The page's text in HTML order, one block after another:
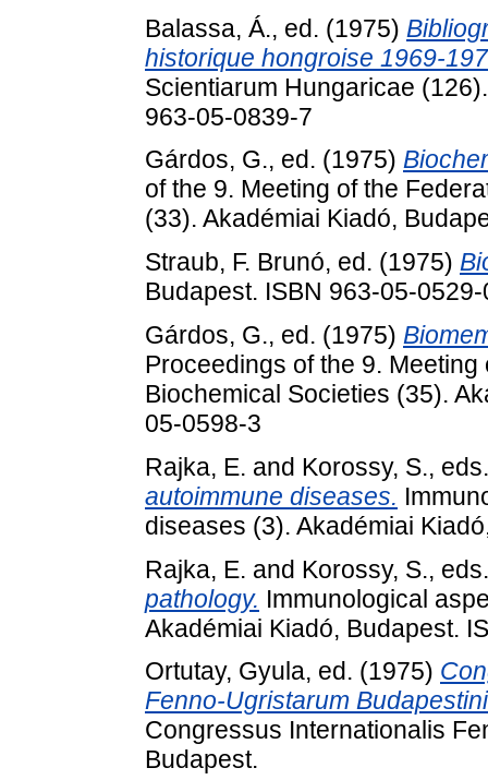
Balassa, Á., ed. (1975)
historique hongroise 1969-
Scientiarum Hungaricae
963-05-0839-7
Gárdos, G., ed. (1975)
of the 9. Meeting of the
(33). Akadémiai Kiadó,
Straub, F. Brunó, ed. (1975)
Budapest. ISBN 963-05-0529-
Gárdos, G., ed. (1975)
Proceedings of the 9.
Biochemical Societies (35).
05-0598-3
Rajka, E. and Korossy, S.,
autoimmune diseases.
diseases (3). Akadémiai
Rajka, E. and Korossy, S.,
pathology. Immunological
Akadémiai Kiadó, Budapest.
Ortutay, Gyula, ed. (1975)
Fenno-Ugristarum
Congressus Internationalis
Budapest.